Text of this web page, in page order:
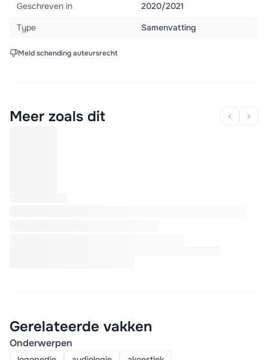
Geschreven in
2020/2021
Type
Samenvatting
Meld schending auteursrecht
Meer zoals dit
Gerelateerde vakken
Onderwerpen